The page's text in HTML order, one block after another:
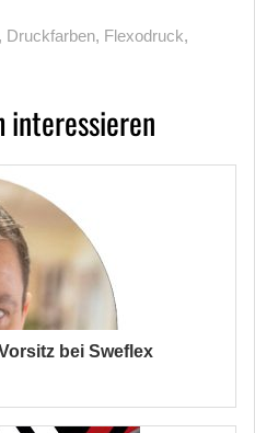
, Druckfarben, Flexodruck,
interessieren
bei Sweflex